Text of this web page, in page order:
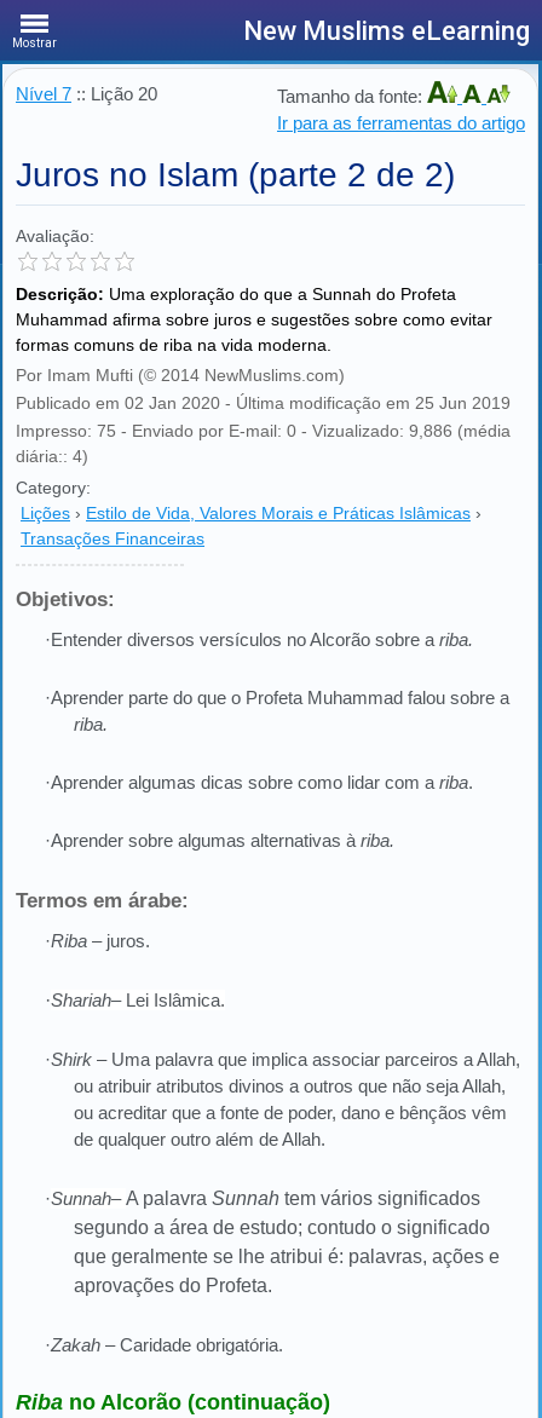
Mostrar New Muslims eLearning
Nível 7 :: Lição 20
Tamanho da fonte:
Ir para as ferramentas do artigo
Juros no Islam (parte 2 de 2)
Avaliação:
Descrição: Uma exploração do que a Sunnah do Profeta
Muhammad afirma sobre juros e sugestões sobre como evitar
formas comuns de riba na vida moderna.
Por Imam Mufti (© 2014 NewMuslims.com)
Publicado em 02 Jan 2020 - Última modificação em 25 Jun 2019
Impresso: 75 - Enviado por E-mail: 0 - Vizualizado: 9,886 (média
diária:: 4)
Category:
Lições › Estilo de Vida, Valores Morais e Práticas Islâmicas ›
Transações Financeiras
Objetivos:
·Entender diversos versículos no Alcorão sobre a riba.
·Aprender parte do que o Profeta Muhammad falou sobre a
riba.
·Aprender algumas dicas sobre como lidar com a riba.
·Aprender sobre algumas alternativas à riba.
Termos em árabe:
·Riba – juros.
·Shariah– Lei Islâmica.
·Shirk – Uma palavra que implica associar parceiros a Allah,
ou atribuir atributos divinos a outros que não seja Allah,
ou acreditar que a fonte de poder, dano e bênçãos vêm
de qualquer outro além de Allah.
·Sunnah–A palavra Sunnah tem vários significados
segundo a área de estudo; contudo o significado
que geralmente se lhe atribui é: palavras, ações e
aprovações do Profeta.
·Zakah – Caridade obrigatória.
Riba no Alcorão (continuação)